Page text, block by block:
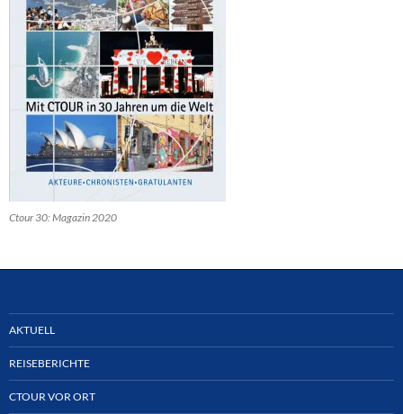
Ctour 30: Magazin 2020
AKTUELL
REISEBERICHTE
CTOUR VOR ORT